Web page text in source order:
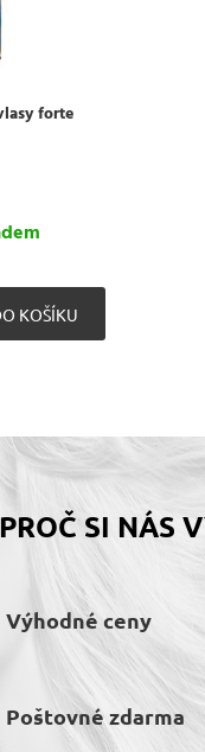
forte
PROČ SI NÁS
Výhodné ceny
Poštovné zdarma